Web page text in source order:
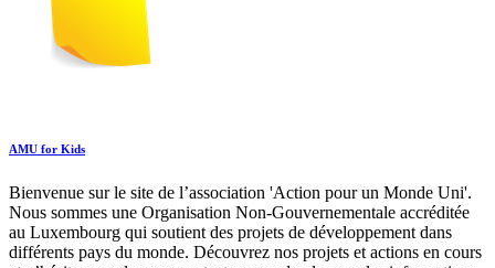
AMU for Kids
Bienvenue sur le site de l’association 'Action pour un Monde Uni'.
Nous sommes une Organisation Non-Gouvernementale accréditée
au Luxembourg qui soutient des projets de développement dans
différents pays du monde. Découvrez nos projets et actions en cours